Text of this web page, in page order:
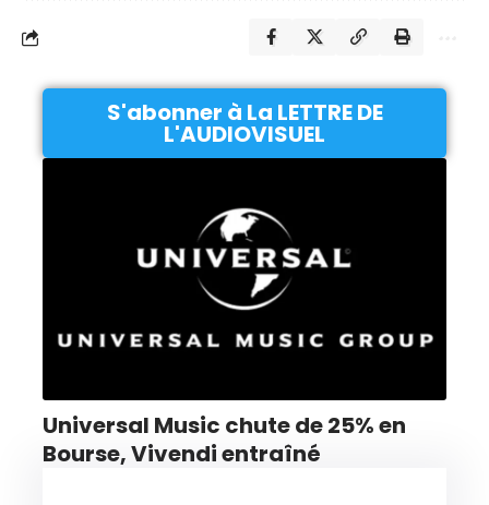
S'abonner à La LETTRE DE
L'AUDIOVISUEL
Universal Music chute de 25% en
Bourse, Vivendi entraîné